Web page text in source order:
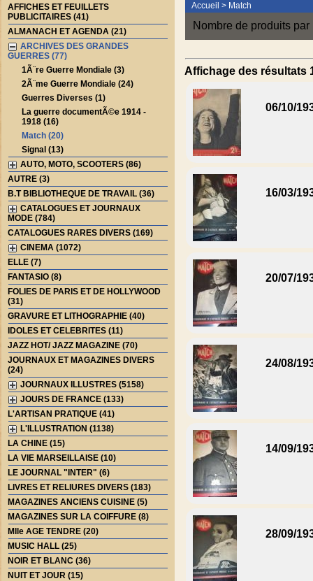
AFFICHES ET FEUILLETS
PUBLICITAIRES (41)
ALMANACH ET AGENDA (21)
ARCHIVES DES GRANDES
GUERRES (77)
1Ã¨re Guerre Mondiale (3)
2Ã¨me Guerre Mondiale (24)
Guerres Diverses (1)
La guerre documentÃ©e 1914 -
1918 (16)
Match (20)
Signal (13)
AUTO, MOTO, SCOOTERS (86)
AUTRE (3)
B.T BIBLIOTHEQUE DE TRAVAIL (36)
CATALOGUES ET JOURNAUX
MODE (784)
CATALOGUES RARES DIVERS (169)
CINEMA (1072)
ELLE (7)
FANTASIO (8)
FOLIES DE PARIS ET DE HOLLYWOOD
(31)
GRAVURE ET LITHOGRAPHIE (40)
IDOLES ET CELEBRITES (11)
JAZZ HOT/ JAZZ MAGAZINE (70)
JOURNAUX ET MAGAZINES DIVERS
(24)
JOURNAUX ILLUSTRES (5158)
JOURS DE FRANCE (133)
L'ARTISAN PRATIQUE (41)
L'ILLUSTRATION (1138)
LA CHINE (15)
LA VIE MARSEILLAISE (10)
LE JOURNAL "INTER" (6)
LIVRES ET RELIURES DIVERS (183)
MAGAZINES ANCIENS CUISINE (5)
MAGAZINES SUR LA COIFFURE (8)
Mlle AGE TENDRE (20)
MUSIC HALL (25)
NOIR ET BLANC (36)
NUIT ET JOUR (15)
Accueil > Match
Nombre de produits par
Affichage des résultats
06/10/
16/03/
20/07/
24/08/
14/09/
28/09/